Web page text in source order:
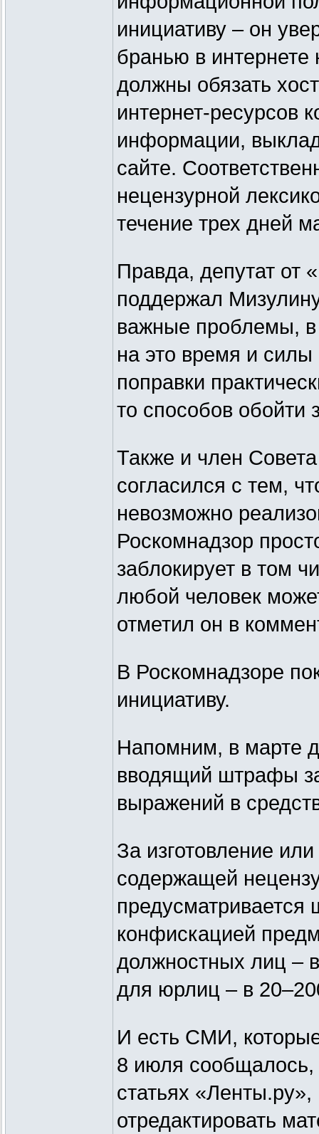
инициативу – он
бранью в
должны обязать
интернет-ресурсов
информации,
сайте.
нецензурной
течение трех дней
Правда, депутат от
поддержал
важные проблемы, в
на это время и силы
поправки
то способов обойти
Также и член
согласился с тем,
невозможно
Роскомнадзор
заблокирует в том
любой человек
отметил он в
В Роскомнадзоре
инициативу.
Напомним, в марте
вводящий штрафы
выражений в
За изготовление
содержащей
конфискацией
должностных лиц –
для юрлиц – в
И есть СМИ,
8 июля сообщалось,
статьях
отредактировать